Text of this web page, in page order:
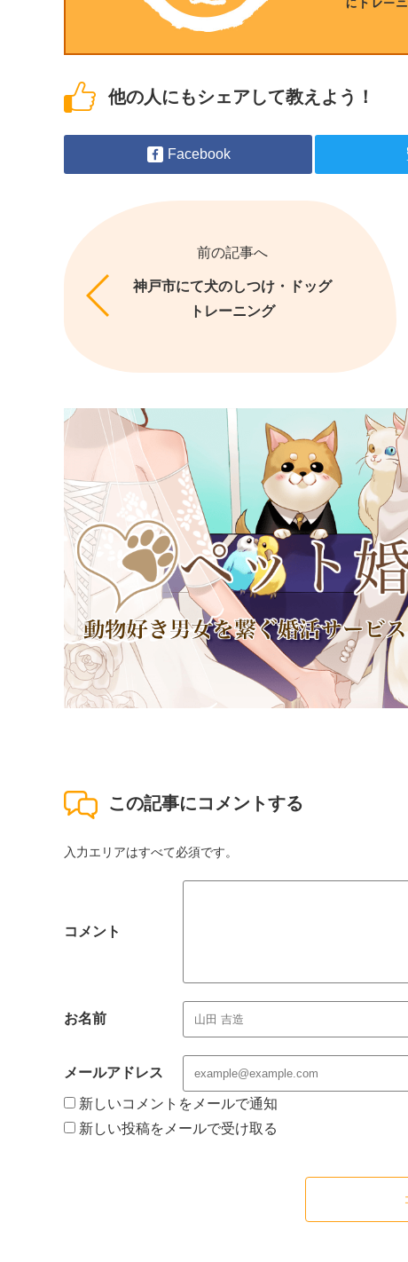
他の人にもシェアして教えよう！
Facebook
前の記事へ
神戸市にて犬のしつけ・ドッグ
トレーニング
この記事にコメントする
入力エリアはすべて必須です。
コメント
お名前
メールアドレス
新しいコメントをメールで通知
新しい投稿をメールで受け取る